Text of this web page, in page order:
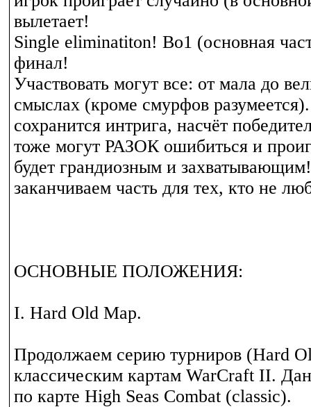
вылетает!
Single eliminatiton! Bo1 (основная
финал!
Участвовать могут все: от мала до
смыслах (кроме смурфов
сохранится интрига, насчёт
тоже могут РАЗОК ошибиться и
будет грандиозным и
заканчиваем часть для тех, кто не
ОСНОВНЫЕ ПОЛОЖЕНИЯ:
I. Hard Old Map.
Продолжаем серию турниров (Hard
классическим картам WarCraft II.
по карте High Seas Combat (classic).